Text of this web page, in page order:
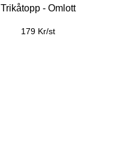
Trikåtopp - Omlott
179 Kr/st